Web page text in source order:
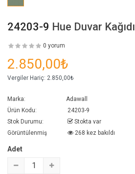
24203-9 Hue Duvar Kağıdı
0 yorum
2.850,00₺
Vergiler Hariç: 2.850,00₺
Marka:
Adawall
Ürün Kodu:
24203-9
Stok Durumu:
Stokta var
Görüntülenmiş
268 kez bakıldı
Adet